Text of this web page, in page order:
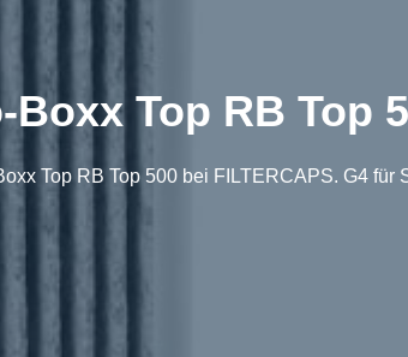
Boxx Top RB Top
Top RB Top 500 bei FILTERCAPS. G4